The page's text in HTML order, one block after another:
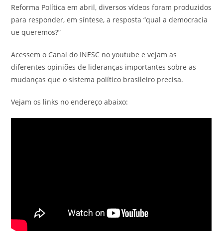
Reforma Política em abril, diversos vídeos foram produzidos
para responder, em síntese, a resposta “qual a democracia
ue queremos?”
Acessem o Canal do INESC no youtube e vejam as
diferentes opiniões de lideranças importantes sobre as
mudanças que o sistema político brasileiro precisa.
Vejam os links no endereço abaixo: